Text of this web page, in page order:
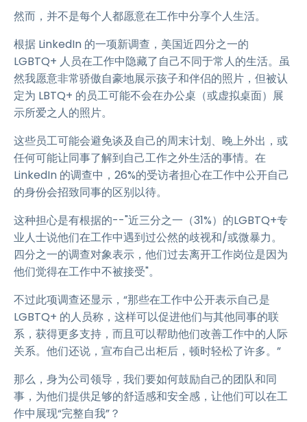
然而，并不是每个人都愿意在工作中分享个人生活。
根据 LinkedIn 的一项新调查，美国近四分之一的
LGBTQ+ 人员在工作中隐藏了自己不同于常人的生活。虽
然我愿意非常骄傲自豪地展示孩子和伴侣的照片，但被认
定为 LBTQ+ 的员工可能不会在办公桌（或虚拟桌面）展
示所爱之人的照片。
这些员工可能会避免谈及自己的周末计划、晚上外出，或
任何可能让同事了解到自己工作之外生活的事情。在
LinkedIn 的调查中，26%的受访者担心在工作中公开自己
的身份会招致同事的区别以待。
这种担心是有根据的--"近三分之一（31%）的LGBTQ+专
业人士说他们在工作中遇到过公然的歧视和/或微暴力。
四分之一的调查对象表示，他们过去离开工作岗位是因为
他们觉得在工作中不被接受"。
不过此项调查还显示，“那些在工作中公开表示自己是
LGBTQ+ 的人员称，这样可以促进他们与其他同事的联
系，获得更多支持，而且可以帮助他们改善工作中的人际
关系。他们还说，宣布自己出柜后，顿时轻松了许多。”
那么，身为公司领导，我们要如何鼓励自己的团队和同
事，为他们提供足够的舒适感和安全感，让他们可以在工
作中展现“完整自我”？